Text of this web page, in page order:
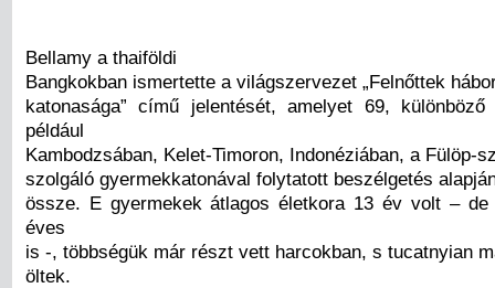
Bellamy a thaiföldi
Bangkokban ismertette a világszervezet „Felnőttek
katonasága” című jelentését, amelyet 69,
például
Kambodzsában, Kelet-Timoron, Indonéziában, a Fülöp-
szolgáló gyermekkatonával folytatott beszélgetés
össze. E gyermekek átlagos életkora 13 év volt –
éves
is -, többségük már részt vett harcokban, s tucatnyian
öltek.